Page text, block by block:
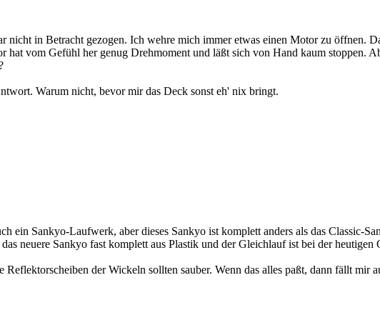
nicht in Betracht gezogen. Ich wehre mich immer etwas einen Motor zu öffnen.
hat vom Gefühl her genug Drehmoment und läßt sich von Hand kaum stoppen.
Warum nicht, bevor mir das Deck sonst eh' nix bringt.
ein Sankyo-Laufwerk, aber dieses Sankyo ist komplett anders als das Classic-
neuere Sankyo fast komplett aus Plastik und der Gleichlauf ist bei der heutigen
Reflektorscheiben der Wickeln sollten sauber. Wenn das alles paßt, dann fällt mir